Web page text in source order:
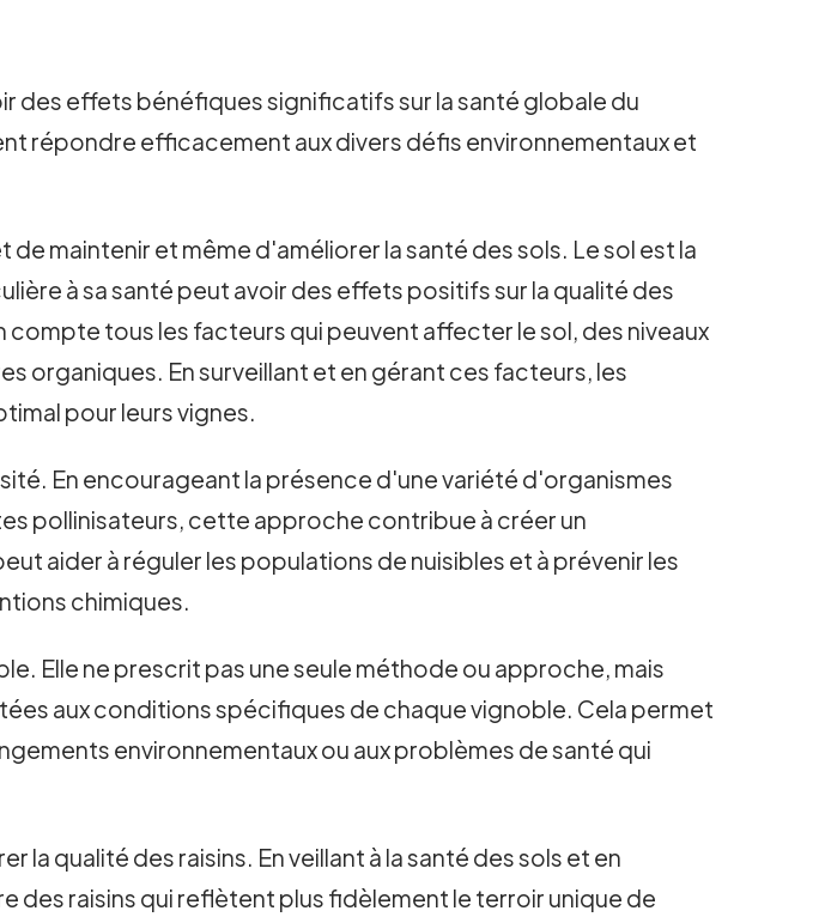
des effets bénéfiques significatifs sur la santé globale du
répondre efficacement aux divers défis environnementaux et
maintenir et même d'améliorer la santé des sols. Le sol est la
à sa santé peut avoir des effets positifs sur la qualité des
tous les facteurs qui peuvent affecter le sol, des niveaux
organiques. En surveillant et en gérant ces facteurs, les
pour leurs vignes.
En encourageant la présence d'une variété d'organismes
pollinisateurs, cette approche contribue à créer un
aider à réguler les populations de nuisibles et à prévenir les
chimiques.
Elle ne prescrit pas une seule méthode ou approche, mais
aux conditions spécifiques de chaque vignoble. Cela permet
environnementaux ou aux problèmes de santé qui
qualité des raisins. En veillant à la santé des sols et en
raisins qui reflètent plus fidèlement le terroir unique de